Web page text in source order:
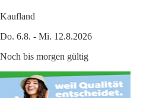
Kaufland
Do. 6.8. - Mi. 12.8.2026
Noch bis morgen gültig